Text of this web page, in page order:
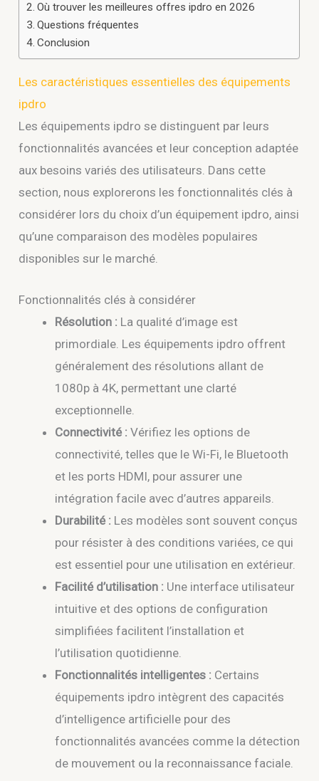
Où trouver les meilleures offres ipdro en 2026
Questions fréquentes
Conclusion
Les caractéristiques essentielles des équipements
ipdro
Les équipements ipdro se distinguent par leurs
fonctionnalités avancées et leur conception adaptée
aux besoins variés des utilisateurs. Dans cette
section, nous explorerons les fonctionnalités clés à
considérer lors du choix d’un équipement ipdro, ainsi
qu’une comparaison des modèles populaires
disponibles sur le marché.
Fonctionnalités clés à considérer
Résolution : La qualité d’image est
primordiale. Les équipements ipdro offrent
généralement des résolutions allant de
1080p à 4K, permettant une clarté
exceptionnelle.
Connectivité : Vérifiez les options de
connectivité, telles que le Wi-Fi, le Bluetooth
et les ports HDMI, pour assurer une
intégration facile avec d’autres appareils.
Durabilité : Les modèles sont souvent conçus
pour résister à des conditions variées, ce qui
est essentiel pour une utilisation en extérieur.
Facilité d’utilisation : Une interface utilisateur
intuitive et des options de configuration
simplifiées facilitent l’installation et
l’utilisation quotidienne.
Fonctionnalités intelligentes : Certains
équipements ipdro intègrent des capacités
d’intelligence artificielle pour des
fonctionnalités avancées comme la détection
de mouvement ou la reconnaissance faciale.